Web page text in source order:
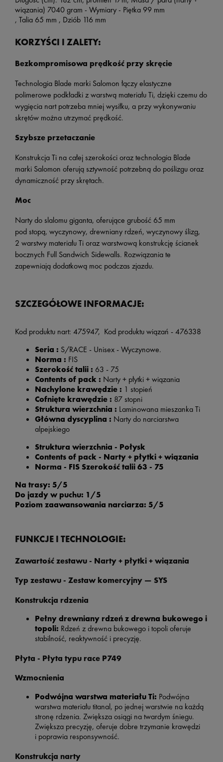
wiązania) 7040gram - Wymiary - Piętka 99 mm
, Talia 65 mm , Dziób 116 mm
KORZYŚCI I ZALETY:
Bezkompromisowa prędkość przy skręcie
Technologia Blade marki Salomon łączy elastyczne
polimerowe podkładki z warstwą materiału Ti, dzięki czemu do
wygięcia nart potrzeba mniej wysiłku, a przy wykonywaniu
skrętów można utrzymać prędkość.
Szybsze przetaczanie
Konstrukcja Ti na całej szerokości oraz technologia Blade
marki Salomon oferują sztywność potrzebną do poślizgu oraz
dynamiczność przy skrętach.
Moc
Narty do slalomu giganta, oferujące grubość 65 mm
pod stopą, wyczynowy, drewniany rdzeń, wyczynowy ślizg,
2 warstwy materiału Ti oraz warstwową konstrukcję ścianek
bocznych Full Sandwich Sidewalls. Rozwiązania te
zapewniają dodatkową moc podczas zjazdu.
SZCZEGÓŁOWE INFORMACJE:
Kod produktu nart: 475947, Kod produktu wiązań - 476338
Seria : S/RACE - Unisex - Wyczynowe.
Norma : FIS
Szerokość talii : 63 - 75
Contents of pack : Narty + płytki + wiązania
Nachylone krawędzie : 1 stopień
Cofnięte krawędzie : 87 stopni
Struktura wierzchnia : Laminowana mieszanka Ti
Główna dyscyplina : Narty do narciarstwa
alpejskiego
Struktura wierzchnia - Połysk
Contents of pack - Narty + płytki + wiązania
Norma - FIS Szerokość talii 63 - 75
Na trasy: 5/5
Do jazdy w puchu: 1/5
Poziom zaawansowania narciarza: 5/5
FUNKCJE I TECHNOLOGIE:
Zawartość zestawu - Narty + płytki + wiązania
Typ zestawu - Zestaw komercyjny — SYS
Konstrukcja rdzenia
Pełny drewniany rdzeń z drewna bukowego i
topoli: Rdzeń z drewna bukowego i topoli oferuje
stabilność, reaktywność i precyzję.
Płyta - Płyta typu race P749
Wzmocnienia
Podwójna warstwa materiału Ti: Podwójna
warstwa materiału titanal, po jednej warstwie na każdą
stronę rdzenia. Zwiększa osiągi na twardym śniegu.
Zwiększa precyzję, oferuje dobre trzymanie krawędzi
i poprawia responsywność.
Konstrukcja narty